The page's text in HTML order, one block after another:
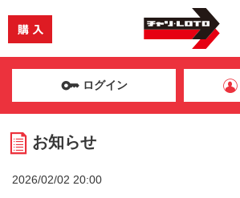
ログイン
お知らせ
2026/02/02 20:00